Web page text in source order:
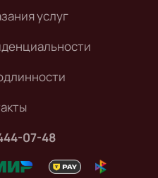
услуг
07-48